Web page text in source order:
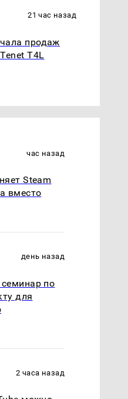
21 час назад
продаж
T4L
час назад
Steam
вместо
день назад
по
для
2 часа назад